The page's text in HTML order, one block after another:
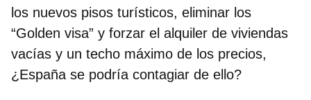
los nuevos pisos turísticos, eliminar los
“Golden visa” y forzar el alquiler de viviendas
vacías y un techo máximo de los precios,
¿España se podría contagiar de ello?